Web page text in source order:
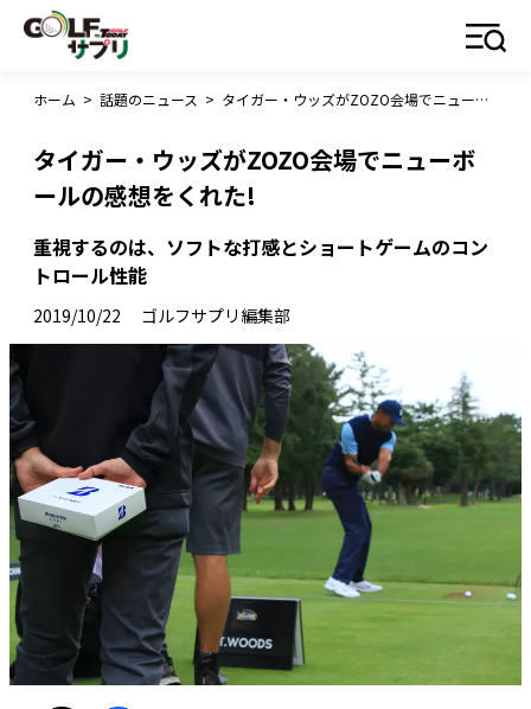
ホーム > 話題のニュース > タイガー・ウッズがZOZO会場でニューボールの感想をくれた!
タイガー・ウッズがZOZO会場でニューボ
ールの感想をくれた!
重視するのは、ソフトな打感とショートゲームのコン
トロール性能
2019/10/22 ゴルフサプリ編集部